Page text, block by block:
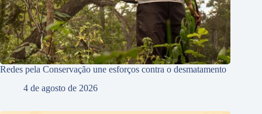
Redes pela Conservação une esforços contra o desmatamento
4 de agosto de 2026